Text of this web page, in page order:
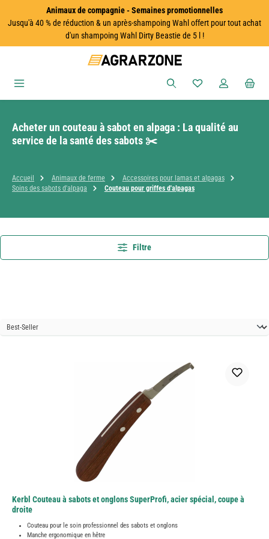
Passer au contenu principalAnimaux de compagnie - Semaines promotionnelles
Jusqu'à 40 % de réduction & un après-shampoing Wahl offert pour tout achat
d'un shampoing Wahl Dirty Beastie de 5 l !
Vous avez 0
Acheter un couteau à sabot en alpaga : La qualité au
service de la santé des sabots ✂️
Accueil Animaux de ferme
Accessoires pour lamas et alpagas
Soins des sabots d'alpaga
Couteau pour griffes d'alpagas
Filtre
Kerbl Couteau à sabots et onglons SuperProfi, acier spécial, coupe à
droite
Couteau pour le soin professionnel des sabots et onglons
Manche ergonomique en hêtre